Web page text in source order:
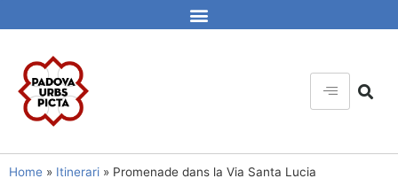
Home » Itinerari » Promenade dans la Via Santa Lucia